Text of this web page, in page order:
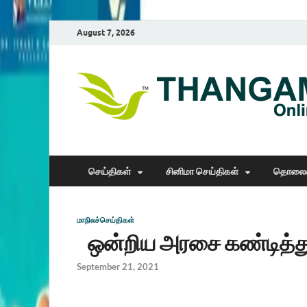
August 7, 2026
செய்திகள் சினிமா செய்திகள்
மாநிலச்செய்திகள்
ஒன்றிய அரசை
September 21, 2021